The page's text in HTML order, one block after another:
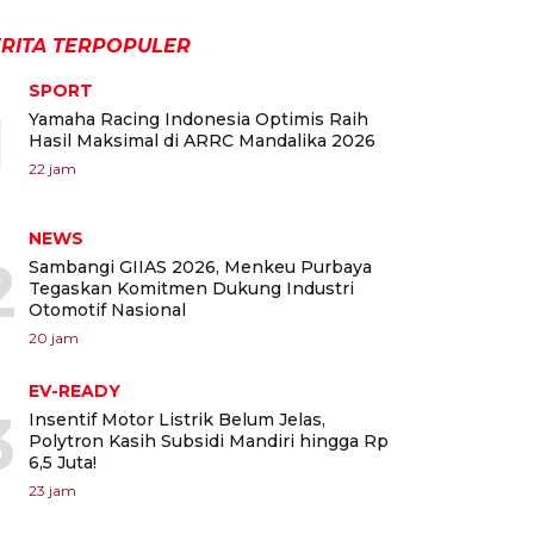
TERPOPULER
SPORT
Yamaha Racing Indonesia Optimis Raih
Hasil Maksimal di ARRC Mandalika 2026
22 jam
NEWS
Sambangi GIIAS 2026, Menkeu Purbaya
Tegaskan Komitmen Dukung Industri
Otomotif Nasional
20 jam
EV-READY
Insentif Motor Listrik Belum Jelas,
Polytron Kasih Subsidi Mandiri hingga Rp
6,5 Juta!
23 jam